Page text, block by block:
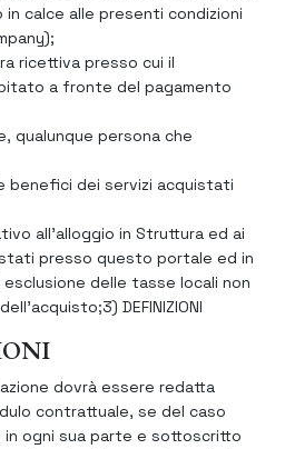
calce alle presenti condizioni
ricettiva presso cui il
a fronte del pagamento
qualunque persona che
benefici dei servizi acquistati
all’alloggio in Struttura ed ai
presso questo portale ed in
esclusione delle tasse locali non
DEFINIZIONI
dovrà essere redatta
contrattuale, se del caso
ogni sua parte e sottoscritto